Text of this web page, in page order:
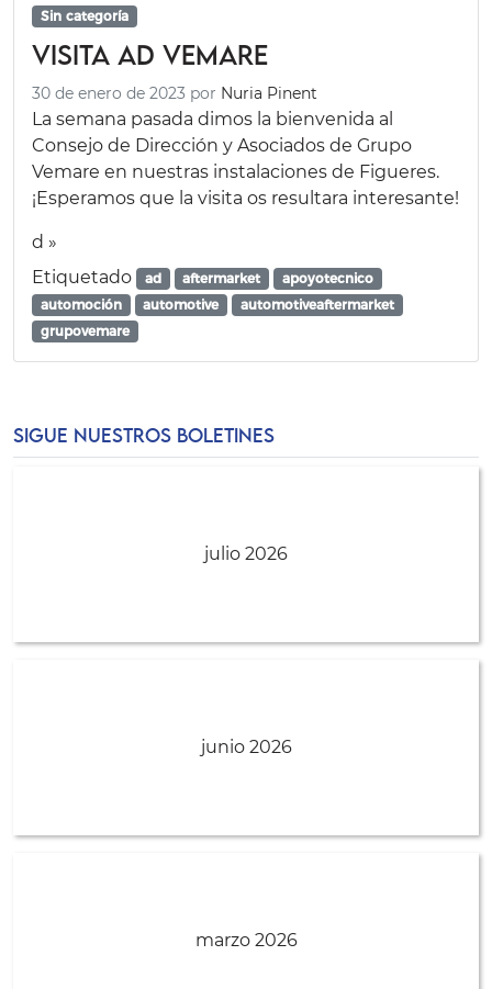
Sin categoría
Visita AD Vemare
30 de enero de 2023 por Nuria Pinent
La semana pasada dimos la bienvenida al
Consejo de Dirección y Asociados de Grupo
Vemare en nuestras instalaciones de Figueres.
¡Esperamos que la visita os resultara interesante!
d »
Etiquetado
ad aftermarket
apoyotecnico
automoción
automotive
automotiveaftermarket
grupovemare
SIGUE NUESTROS BOLETINES
julio 2026
junio 2026
marzo 2026